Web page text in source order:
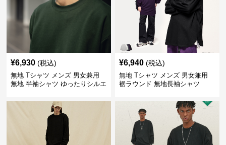
¥6,930 (税込)
無地 Tシャツ メンズ 男女兼用
無地 半袖シャツ ゆったりシルエ
¥6,940 (税込)
無地 Tシャツ メンズ 男女兼用
裾ラウンド 無地長袖シャツ